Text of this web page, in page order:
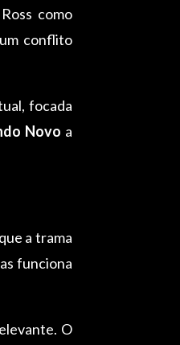
como
conflito
focada
Novo a
a trama
funciona
O